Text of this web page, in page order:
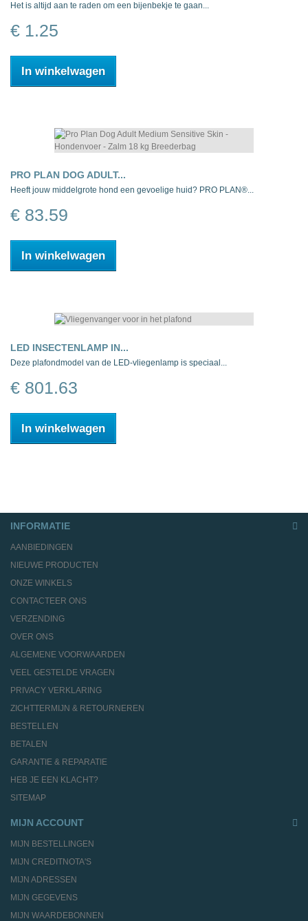
Het is altijd aan te raden om een bijenbekje te gaan...
€ 1.25
In winkelwagen
PRO PLAN DOG ADULT...
Heeft jouw middelgrote hond een gevoelige huid? PRO PLAN®...
€ 83.59
In winkelwagen
LED INSECTENLAMP IN...
Deze plafondmodel van de LED-vliegenlamp is speciaal...
€ 801.63
In winkelwagen
INFORMATIE
AANBIEDINGEN
NIEUWE PRODUCTEN
ONZE WINKELS
CONTACTEER ONS
VERZENDING
OVER ONS
ALGEMENE VOORWAARDEN
VEEL GESTELDE VRAGEN
PRIVACY VERKLARING
ZICHTTERMIJN & RETOURNEREN
BESTELLEN
BETALEN
GARANTIE & REPARATIE
HEB JE EEN KLACHT?
SITEMAP
MIJN ACCOUNT
MIJN BESTELLINGEN
MIJN CREDITNOTA'S
MIJN ADRESSEN
MIJN GEGEVENS
MIJN WAARDEBONNEN